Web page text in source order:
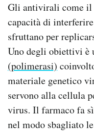
Gli antivirali come
capacità di
sfruttano per
Uno degli obiettivi è
(polimerasi)
materiale genetico
servono alla cellula
virus. Il farmaco fa
nel modo sbagliato